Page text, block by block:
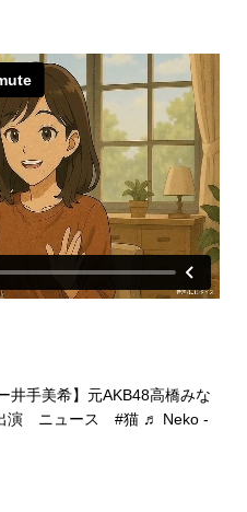
井手美希】元AKB48高橋みな
演 ニュース #猫 ♬ Neko -